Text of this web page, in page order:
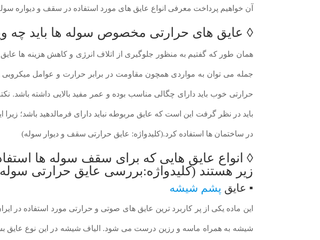
آن خواهیم پرداخت معرفی انواع عایق های مورد استفاده در سقف و دیواره
◊ عایق های حرارتی مخصوص سوله ها باید چه
همان طور که گفتیم به منظور جلوگیری از اتلاف انرژی و کاهش هزینه ها
جمله می توان به مواردی همچون مقاومت در برابر حرارت و عوامل
حرارتی خوب باید دارای چگالی مناسب بوده و عمر مفید بالایی داشته باشد.
باید در نظر گرفت این است که عایق مربوطه نباید دارای فرمالدهید باشد؛
در ساختمان ها استفاده کرد.(کلیدواژه: عایق حرارتی سقف و دیوار سوله)
◊ انواع عایق هایی که برای سقف سوله ها
زیر هستند (کلیدواژه:بررسی عایق حرارتی
▪ عایق پشم شیشه
این ماده یکی از پر کاربرد ترین عایق های صوتی و حرارتی مورد استفاده در
شیشه به همراه ماسه و رزین درست می شود. الیاف شیشه در این نوع عایق